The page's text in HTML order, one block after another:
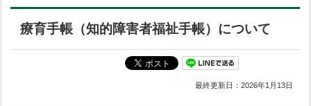
療育手帳（知的障害者福祉手帳）について
最終更新日：2026年1月13日